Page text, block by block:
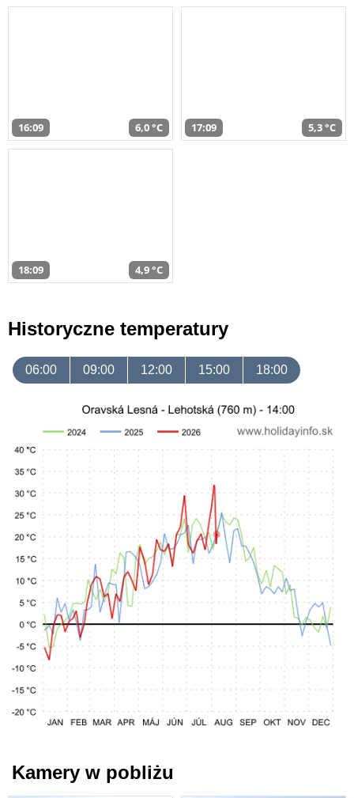
16:09 6,0 °C 17:09 5,3 °C
18:09 4,9 °C
Historyczne temperatury
06:00 09:00 12:00 15:00 18:00
Kamery w pobliżu